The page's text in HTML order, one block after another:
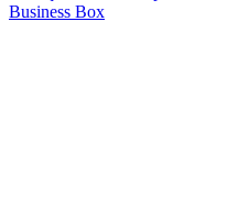
Business Box